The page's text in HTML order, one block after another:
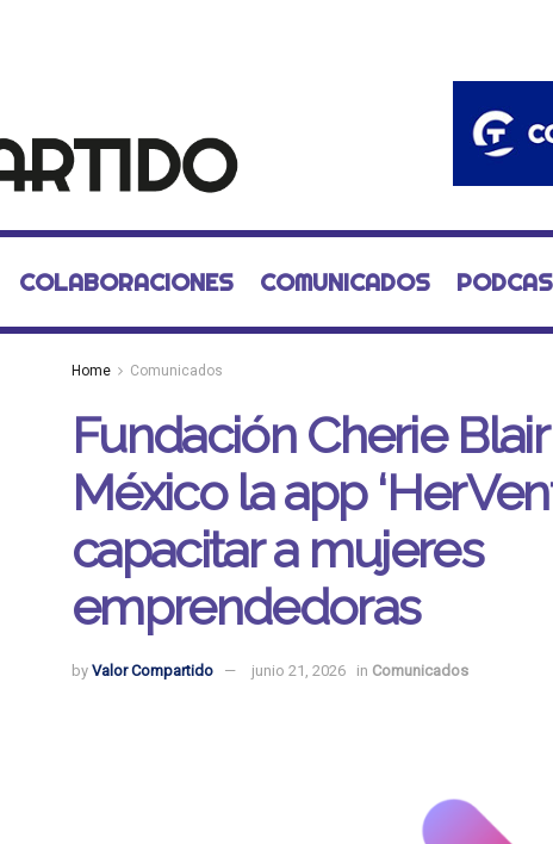
COLABORACIONES COMUNICADOS
Home Comunicados
Fundación Cherie
México la app
capacitar a mujeres
emprendedoras
by Valor Compartido junio 21, 2026 in Comunicados